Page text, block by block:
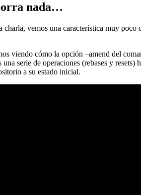
nada…
charla, vemos una característica muy
viendo cómo la opción –amend del
serie de operaciones (rebases y
a su estado inicial.